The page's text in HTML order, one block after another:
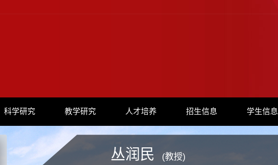
科学研究 教学研究 人才培养 招生信息 学生信息
丛润民 (教授)